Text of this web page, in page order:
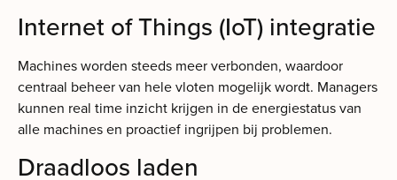
Internet of Things (IoT) integratie
Machines worden steeds meer verbonden, waardoor
centraal beheer van hele vloten mogelijk wordt. Managers
kunnen real time inzicht krijgen in de energiestatus van
alle machines en proactief ingrijpen bij problemen.
Draadloos laden